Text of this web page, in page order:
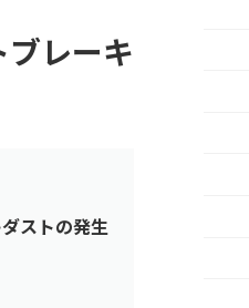
レーキ
ストの発生